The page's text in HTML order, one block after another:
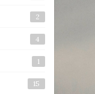
2
4
1
15